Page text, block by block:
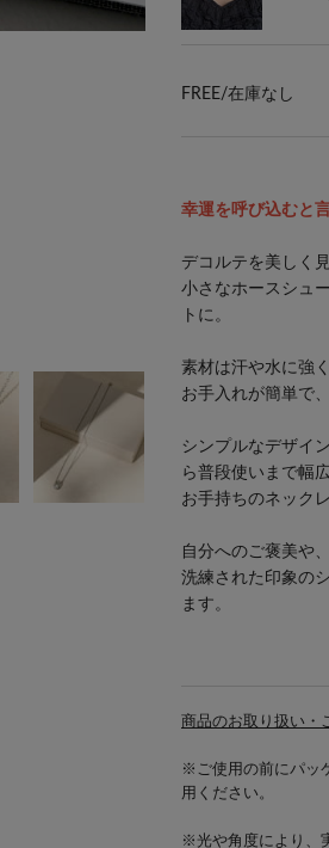
FREE/在庫なし
幸運を呼び込むと
デコルテを美しく
小さなホースシュ
トに。
素材は汗や水に強
お手入れが簡単で
シンプルなデザイ
ら普段使いまで幅
お手持ちのネック
自分へのご褒美や
洗練された印象の
ます。
商品のお取り扱い・
※ご使用の前にパッ
用ください。
※光や角度により、